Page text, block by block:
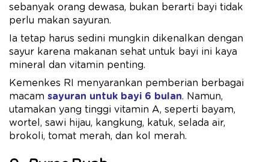
sebanyak orang dewasa, bukan berarti bayi tidak
perlu makan sayuran.
Ia tetap harus sedini mungkin dikenalkan dengan
sayur karena makanan sehat untuk bayi ini kaya
mineral dan vitamin penting.
Kemenkes RI menyarankan pemberian berbagai
macam sayuran untuk bayi 6 bulan. Namun,
utamakan yang tinggi vitamin A, seperti bayam,
wortel, sawi hijau, kangkung, katuk, selada air,
brokoli, tomat merah, dan kol merah.